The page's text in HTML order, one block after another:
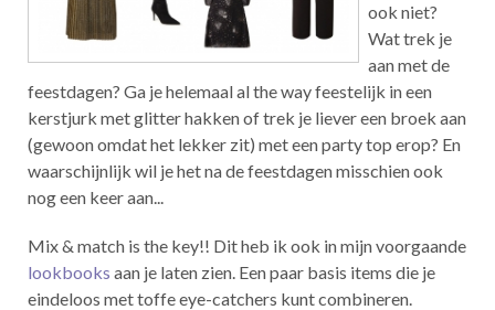
ook niet?
Wat trek je
aan met de
feestdagen? Ga je helemaal al the way feestelijk in een
kerstjurk met glitter hakken of trek je liever een broek aan
(gewoon omdat het lekker zit) met een party top erop? En
waarschijnlijk wil je het na de feestdagen misschien ook
nog een keer aan...
Mix & match is the key!! Dit heb ik ook in mijn voorgaande
lookbooks aan je laten zien. Een paar basis items die je
eindeloos met toffe eye-catchers kunt combineren.